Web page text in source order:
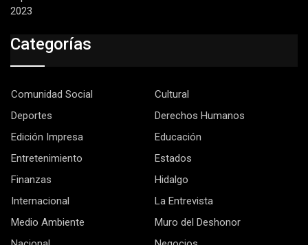
2023
Categorías
Comunidad Social
Cultural
Deportes
Derechos Humanos
Edición Impresa
Educación
Entretenimiento
Estados
Finanzas
Hidalgo
Internacional
La Entrevista
Medio Ambiente
Muro del Deshonor